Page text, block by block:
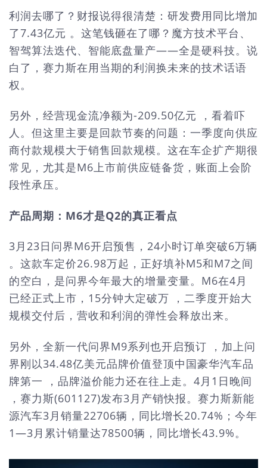
利润去哪了？财报说得很清楚：研发费用同比增加
了7.43亿元 。这笔钱砸在了哪？魔方技术平台、
智驾算法迭代、智能底盘量产——全是硬科技。说
白了，赛力斯在用当期的利润换未来的技术话语
权。
另外，经营现金流净额为-209.50亿元 ，看着吓
人。但这里主要是回款节奏的问题：一季度向供应
商付款规模大于销售回款规模。这在车企扩产期很
常见，尤其是M6上市前供应链备货，账面上会阶
段性承压。
产品周期：M6才是Q2的真正看点
3月23日问界M6开启预售，24小时订单突破6万辆
。这款车定价26.98万起，正好填补M5和M7之间
的空白，是问界今年最大的增量变量。M6在4月
已经正式上市，15分钟大定破万 ，二季度开始大
规模交付后，营收和利润的弹性会释放出来。
另外，全新一代问界M9系列也开启预订 ，加上问
界刚以34.48亿美元品牌价值登顶中国豪华汽车品
牌第一 ，品牌溢价能力还在往上走。4月1日晚间
，赛力斯(601127)发布3月产销快报。赛力斯新能
源汽车3月销量22706辆，同比增长20.74%；今年
1—3月累计销量达78500辆，同比增长43.9%。